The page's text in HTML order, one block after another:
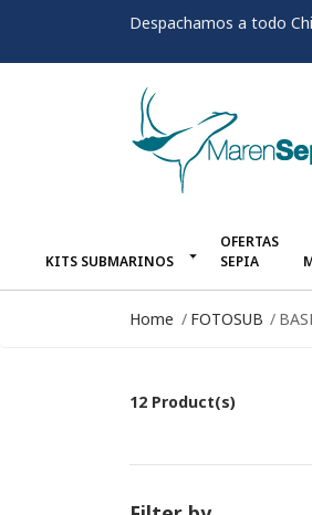
Despachamos a todo
KITS SUBMARINOS
OFERTAS
SEPIA
Home FOTOSUB
12 Product(s)